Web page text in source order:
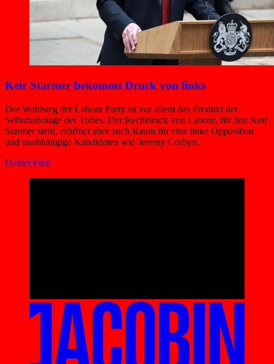
Keir Starmer bekommt Druck von links
Der Wahlsieg der Labour Party ist vor allem das Produkt der
Selbstsabotage der Tories. Der Rechtsruck von Labour, für den Keir
Starmer steht, eröffnet aber auch Raum für eine linke Opposition
und unabhängige Kandidaten wie Jeremy Corbyn.
Daniel Finn